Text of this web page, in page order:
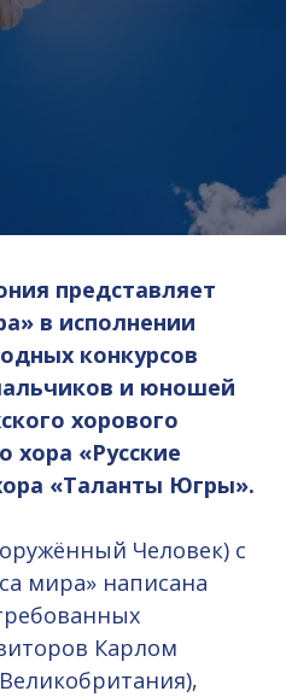
представляет
в исполнении
конкурсов
и юношей
хорового
хора «Русские
«Таланты Югры».
Человек) с
мира» написана
Карлом